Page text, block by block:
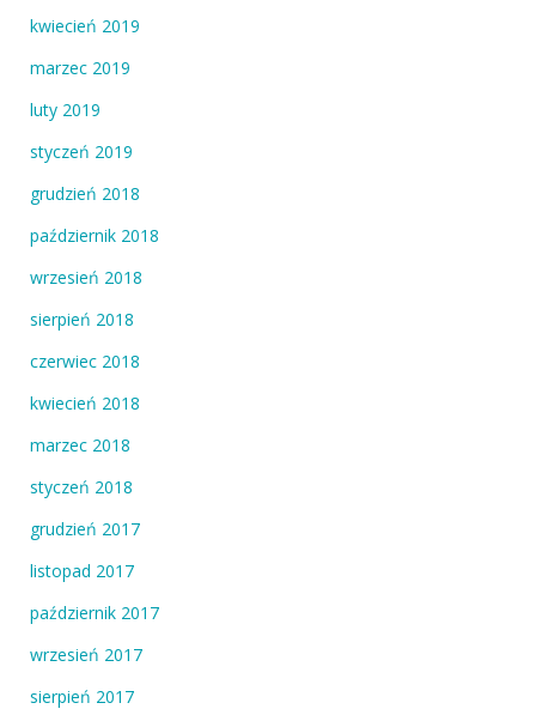
kwiecień 2019
marzec 2019
luty 2019
styczeń 2019
grudzień 2018
październik 2018
wrzesień 2018
sierpień 2018
czerwiec 2018
kwiecień 2018
marzec 2018
styczeń 2018
grudzień 2017
listopad 2017
październik 2017
wrzesień 2017
sierpień 2017